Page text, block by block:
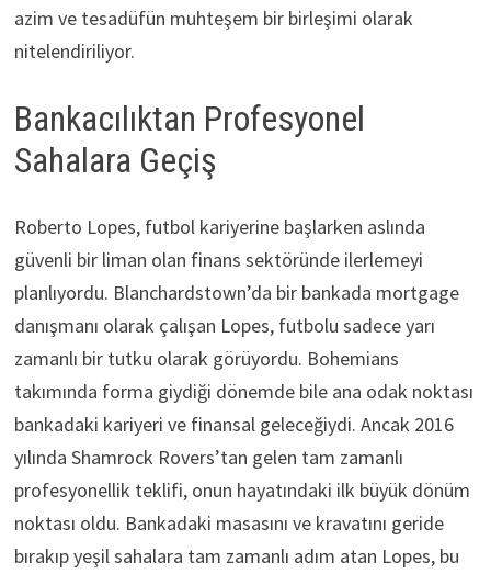
azim ve tesadüfün muhteşem bir birleşimi olarak
nitelendiriliyor.
Bankacılıktan Profesyonel
Sahalara Geçiş
Roberto Lopes, futbol kariyerine başlarken aslında
güvenli bir liman olan finans sektöründe ilerlemeyi
planlıyordu. Blanchardstown’da bir bankada mortgage
danışmanı olarak çalışan Lopes, futbolu sadece yarı
zamanlı bir tutku olarak görüyordu. Bohemians
takımında forma giydiği dönemde bile ana odak noktası
bankadaki kariyeri ve finansal geleceğiydi. Ancak 2016
yılında Shamrock Rovers’tan gelen tam zamanlı
profesyonellik teklifi, onun hayatındaki ilk büyük dönüm
noktası oldu. Bankadaki masasını ve kravatını geride
bırakıp yeşil sahalara tam zamanlı adım atan Lopes, bu